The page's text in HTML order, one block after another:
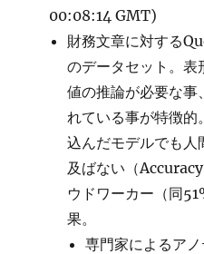
00:08:14 GMT)
財務文章に対する
のデータセット。表
値の推論が必要な事
れている事が特徴
込んだモデルでも人
及ばない（
ウドワーカー（同
果。
専門家によるア